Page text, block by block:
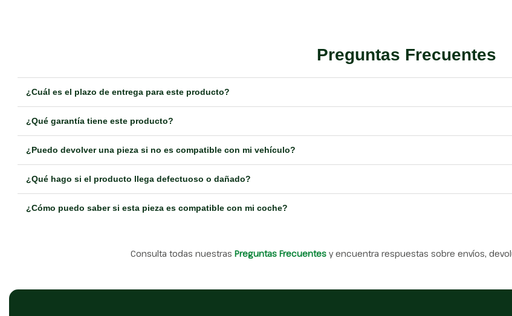
Preguntas Frecuentes
¿Cuál es el plazo de entrega para este producto?
¿Qué garantía tiene este producto?
¿Puedo devolver una pieza si no es compatible con mi vehículo?
¿Qué hago si el producto llega defectuoso o dañado?
¿Cómo puedo saber si esta pieza es compatible con mi coche?
Consulta todas nuestras Preguntas Frecuentes y encuentra respuestas sobre envíos,